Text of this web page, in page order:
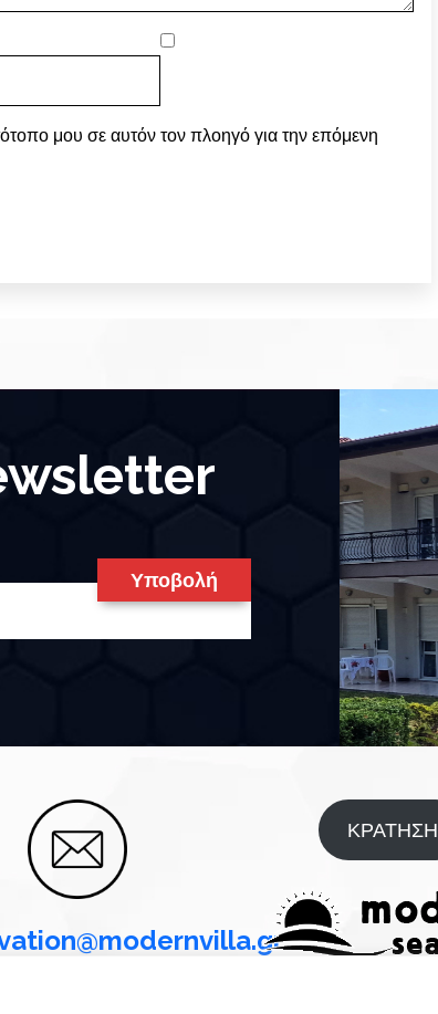
μου σε αυτόν τον πλοηγό για την επόμενη
ΚΡΑΤΗΣΗ